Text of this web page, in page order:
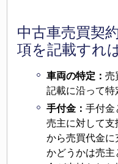
中古車売買契
項を記載すれ
車両の特定：売
記載に沿って特
手付金：手付金
売主に対して
から売買代金に
かどうかは売